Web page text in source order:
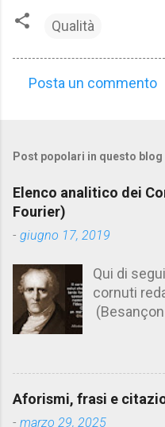
Qualità
m
e
n
t
Posta un commento
Post popolari in questo blog
Elenco analitico dei
Fourier)
- giugno 17, 2019
Qui di
cornuti
cornuto
Aforismi, frasi e
- marzo 29, 2025